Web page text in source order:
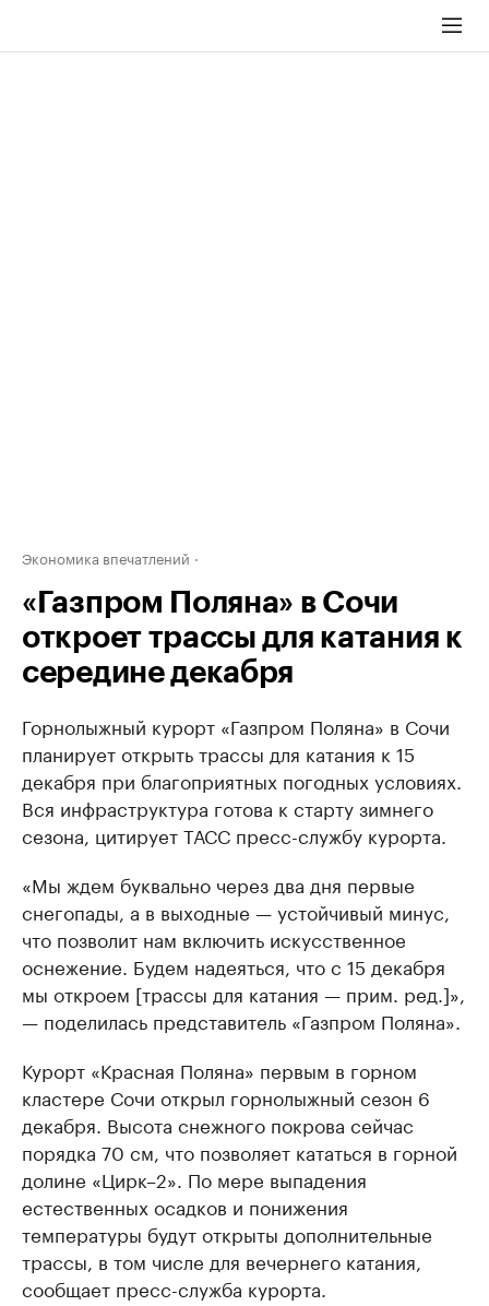
Экономика впечатлений
«Газпром Поляна» в Сочи
откроет трассы для катания к
середине декабря
Горнолыжный курорт «Газпром Поляна» в Сочи
планирует открыть трассы для катания к 15
декабря при благоприятных погодных условиях.
Вся инфраструктура готова к старту зимнего
сезона, цитирует ТАСС пресс-службу курорта.
«Мы ждем буквально через два дня первые
снегопады, а в выходные — устойчивый минус,
что позволит нам включить искусственное
оснежение. Будем надеяться, что с 15 декабря
мы откроем [трассы для катания — прим. ред.]»,
— поделилась представитель «Газпром Поляна».
Курорт «Красная Поляна» первым в горном
кластере Сочи открыл горнолыжный сезон 6
декабря. Высота снежного покрова сейчас
порядка 70 см, что позволяет кататься в горной
долине «Цирк–2». По мере выпадения
естественных осадков и понижения
температуры будут открыты дополнительные
трассы, в том числе для вечернего катания,
сообщает пресс-служба курорта.